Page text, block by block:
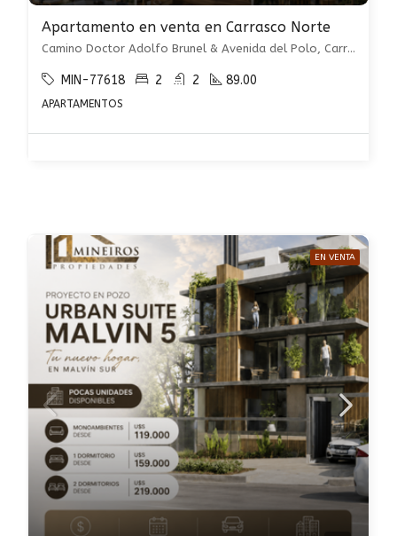
Apartamento en venta en Carrasco Norte
Camino Doctor Adolfo Brunel & Avenida del Polo, Carrasco Norte, Montevideo
MIN-77618 2 2 89.00
APARTAMENTOS
EN VENTA